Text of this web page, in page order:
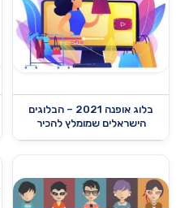
בלוג אופנה 2021 – הבלוגים
הישראלים שמומלץ להכיר